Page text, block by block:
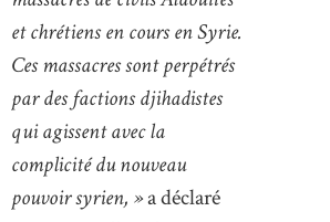
et chrétiens en cours en Syrie.
Ces massacres sont perpétrés
par des factions djihadistes
qui agissent avec la
complicité du nouveau
pouvoir syrien, »a déclaré